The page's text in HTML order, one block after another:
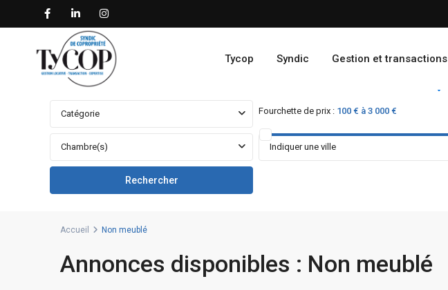
Tycop Syndic Gestion et transactions
Catégorie Fourchette de prix : 100 € à 3 000 €
Chambre(s)
Accueil Non meublé
Annonces disponibles : Non meublé